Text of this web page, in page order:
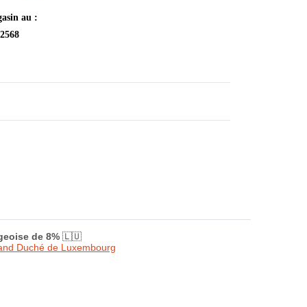
au :
de 8% 🇱🇺
Duché de Luxembourg